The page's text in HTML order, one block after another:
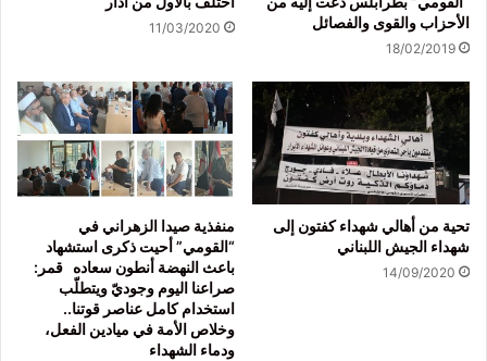
الأحزاب والقوى والفصائل
18/02/2019
11/03/2020
تحية من أهالي شهداء كفتون إلى
شهداء الجيش اللبناني
14/09/2020
منفذية صيدا الزهراني في
“القومي” أحيت ذكرى استشهاد
باعث النهضة أنطون سعاده قمر:
صراعنا اليوم وجوديّ ويتطلّب
استخدام كامل عناصر قوتنا..
وخلاص الأمة في ميادين الفعل،
ودماء الشهداء